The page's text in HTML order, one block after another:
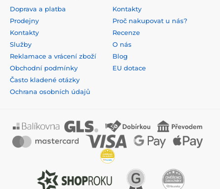
Doprava a platba
Prodejny
Kontakty
Služby
Reklamace a vrácení zboží
Obchodní podmínky
Často kladené otázky
Ochrana osobních údajů
Kontakty
Proč nakupovat u nás?
Recenze
O nás
Blog
EU dotace